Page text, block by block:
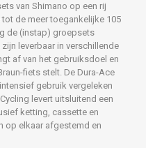
van Shimano op een rij
de meer toegankelijke 105
de (instap) groepsets
leverbaar in verschillende
af van het gebruiksdoel en
fiets stelt. De Dura-Ace
gebruik vergeleken
levert uitsluitend een
ketting, cassette en
op elkaar afgestemd en